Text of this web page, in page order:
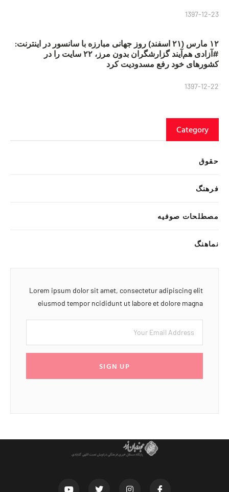
1397-12-23
۱۲ مارس (۲۱ اسفند) روز جهانی مبارزه با سانسور در اینترنت:
#آزادی هم‌آیند گزارشگران‌ بدون مرز، ۲۲ سایت را در
کشورهای خود رفع مسدودیت کرد
1397-12-22
Category
حقوق
فرهنگ
مصطلحات صوفیه
نماهنگ
Lorem ipsum dolor sit amet, consectetur adipiscing elit
eiusmod tempor ncididunt ut labore et dolore magna
SIGN UP